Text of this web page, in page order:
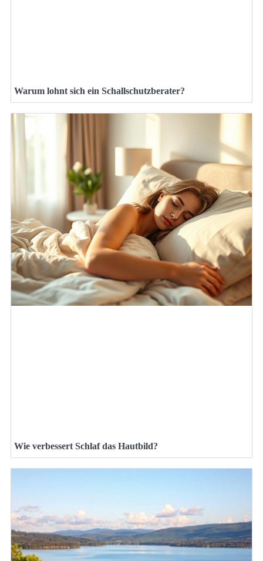
Warum lohnt sich ein Schallschutzberater?
Wie verbessert Schlaf das Hautbild?